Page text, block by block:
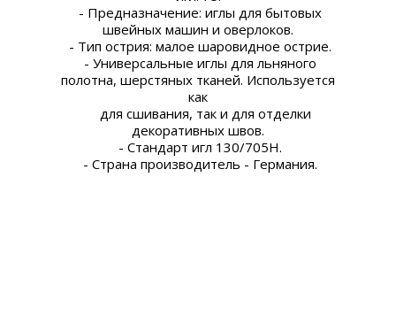
- Предназначение: иглы для бытовых
швейных машин и оверлоков.
- Тип острия: малое шаровидное острие.
- Универсальные иглы для льняного
полотна, шерстяных тканей. Используется
как
для сшивания, так и для отделки
декоративных швов.
- Стандарт игл 130/705H.
- Страна производитель - Германия.